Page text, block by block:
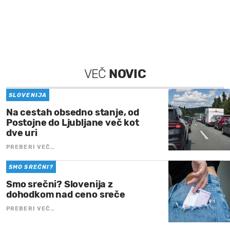
VEČ NOVIC
SLOVENIJA
Na cestah obsedno stanje, od
Postojne do Ljubljane več kot
dve uri
PREBERI VEČ…
SMO SREČNI?
Smo srečni? Slovenija z
dohodkom nad ceno sreče
PREBERI VEČ…